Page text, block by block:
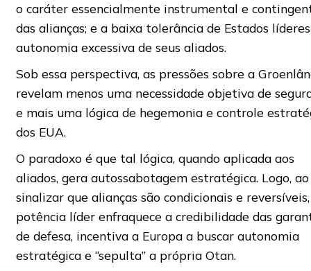
o caráter essencialmente instrumental e
das alianças; e a baixa tolerância de Estados
autonomia excessiva de seus aliados.
Sob essa perspectiva, as pressões sobre a
revelam menos uma necessidade objetiva de
e mais uma lógica de hegemonia e controle
dos EUA.
O paradoxo é que tal lógica, quando aplicada aos
aliados, gera autossabotagem estratégica. Logo, ao
sinalizar que alianças são condicionais e
potência líder enfraquece a credibilidade das
de defesa, incentiva a Europa a buscar autonomia
estratégica e “sepulta” a própria Otan.